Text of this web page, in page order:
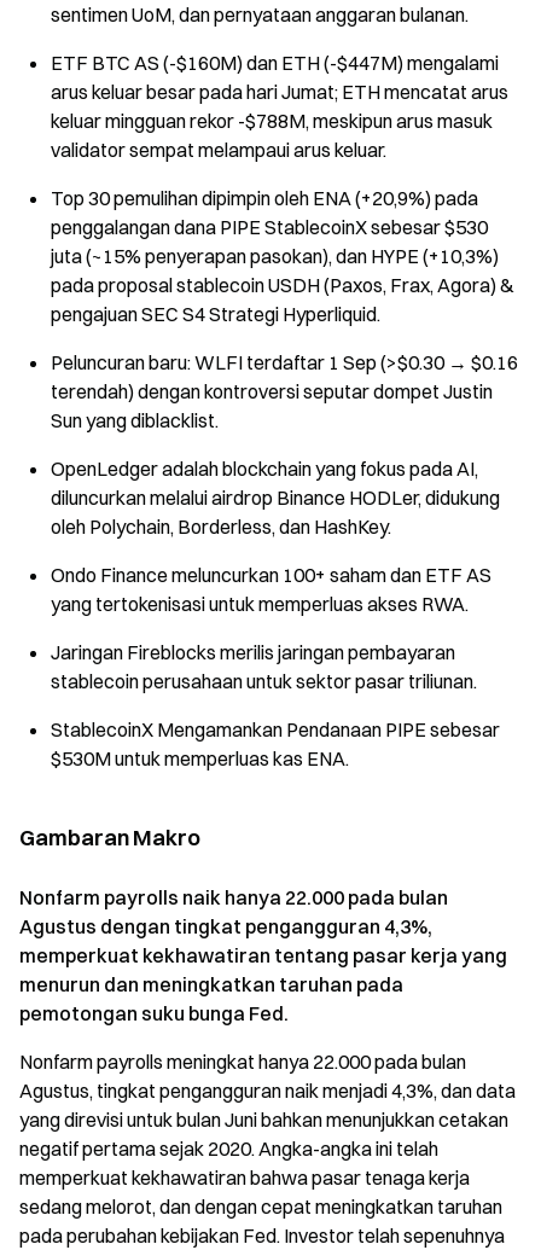
sentimen UoM, dan pernyataan anggaran bulanan.
ETF BTC AS (-$160M) dan ETH (-$447M) mengalami
arus keluar besar pada hari Jumat; ETH mencatat arus
keluar mingguan rekor -$788M, meskipun arus masuk
validator sempat melampaui arus keluar.
Top 30 pemulihan dipimpin oleh ENA (+20,9%) pada
penggalangan dana PIPE StablecoinX sebesar $530
juta (~15% penyerapan pasokan), dan HYPE (+10,3%)
pada proposal stablecoin USDH (Paxos, Frax, Agora) &
pengajuan SEC S4 Strategi Hyperliquid.
Peluncuran baru: WLFI terdaftar 1 Sep (>$0.30 → $0.16
terendah) dengan kontroversi seputar dompet Justin
Sun yang diblacklist.
OpenLedger adalah blockchain yang fokus pada AI,
diluncurkan melalui airdrop Binance HODLer, didukung
oleh Polychain, Borderless, dan HashKey.
Ondo Finance meluncurkan 100+ saham dan ETF AS
yang tertokenisasi untuk memperluas akses RWA.
Jaringan Fireblocks merilis jaringan pembayaran
stablecoin perusahaan untuk sektor pasar triliunan.
StablecoinX Mengamankan Pendanaan PIPE sebesar
$530M untuk memperluas kas ENA.
Gambaran Makro
Nonfarm payrolls naik hanya 22.000 pada bulan
Agustus dengan tingkat pengangguran 4,3%,
memperkuat kekhawatiran tentang pasar kerja yang
menurun dan meningkatkan taruhan pada
pemotongan suku bunga Fed.
Nonfarm payrolls meningkat hanya 22.000 pada bulan
Agustus, tingkat pengangguran naik menjadi 4,3%, dan data
yang direvisi untuk bulan Juni bahkan menunjukkan cetakan
negatif pertama sejak 2020. Angka-angka ini telah
memperkuat kekhawatiran bahwa pasar tenaga kerja
sedang melorot, dan dengan cepat meningkatkan taruhan
pada perubahan kebijakan Fed. Investor telah sepenuhnya